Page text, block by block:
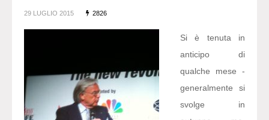
29 LUGLIO 2015 2826
Si è tenuta in
anticipo di
qualche mese -
generalmente si
svolge in